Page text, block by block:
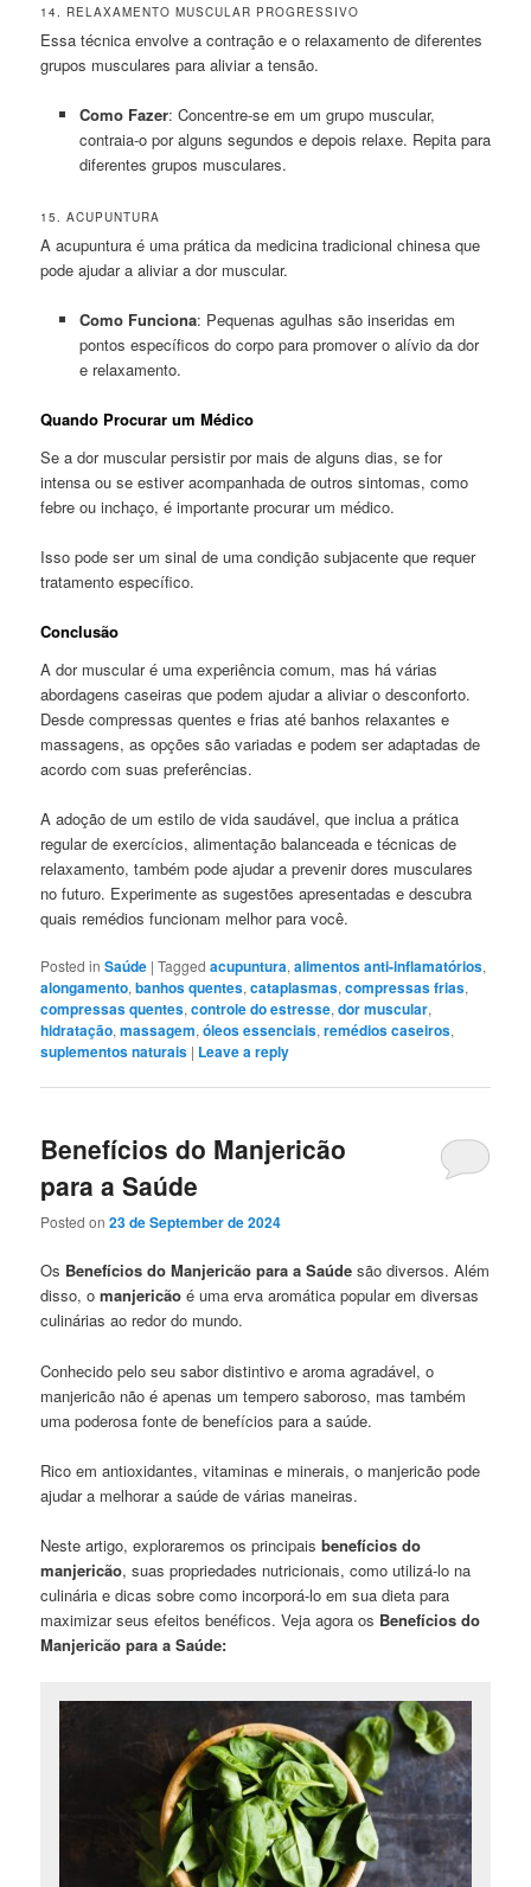
14. RELAXAMENTO MUSCULAR PROGRESSIVO
Essa técnica envolve a contração e o relaxamento de diferentes
grupos musculares para aliviar a tensão.
Como Fazer: Concentre-se em um grupo muscular,
contraia-o por alguns segundos e depois relaxe. Repita para
diferentes grupos musculares.
15. ACUPUNTURA
A acupuntura é uma prática da medicina tradicional chinesa que
pode ajudar a aliviar a dor muscular.
Como Funciona: Pequenas agulhas são inseridas em
pontos específicos do corpo para promover o alívio da dor
e relaxamento.
Quando Procurar um Médico
Se a dor muscular persistir por mais de alguns dias, se for
intensa ou se estiver acompanhada de outros sintomas, como
febre ou inchaço, é importante procurar um médico.
Isso pode ser um sinal de uma condição subjacente que requer
tratamento específico.
Conclusão
A dor muscular é uma experiência comum, mas há várias
abordagens caseiras que podem ajudar a aliviar o desconforto.
Desde compressas quentes e frias até banhos relaxantes e
massagens, as opções são variadas e podem ser adaptadas de
acordo com suas preferências.
A adoção de um estilo de vida saudável, que inclua a prática
regular de exercícios, alimentação balanceada e técnicas de
relaxamento, também pode ajudar a prevenir dores musculares
no futuro. Experimente as sugestões apresentadas e descubra
quais remédios funcionam melhor para você.
Posted in Saúde |Tagged acupuntura,alimentos anti-inflamatórios,
alongamento,banhos quentes,cataplasmas,compressas frias,
compressas quentes,controle do estresse,dor muscular,
hidratação,massagem,óleos essenciais,remédios caseiros,
suplementos naturais | Leave a reply
Benefícios do Manjericão
para a Saúde
Posted on23 de September de 2024
Os Benefícios do Manjericão para a Saúde são diversos. Além
disso, omanjericão é uma erva aromática popular em diversas
culinárias ao redor do mundo.
Conhecido pelo seu sabor distintivo e aroma agradável, o
manjericão não é apenas um tempero saboroso, mas também
uma poderosa fonte de benefícios para a saúde.
Rico em antioxidantes, vitaminas e minerais, o manjericão pode
ajudar a melhorar a saúde de várias maneiras.
Neste artigo, exploraremos os principaisbenefícios do
manjericão, suas propriedades nutricionais, como utilizá-lo na
culinária e dicas sobre como incorporá-lo em sua dieta para
maximizar seus efeitos benéficos. Veja agora os Benefícios do
Manjericão para a Saúde: